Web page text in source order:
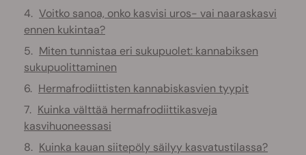
Voitko sanoa, onko kasvisi uros- vai naaraskasvi
ennen kukintaa?
Miten tunnistaa eri sukupuolet: kannabiksen
sukupuolittaminen
Hermafrodiittisten kannabiskasvien tyypit
Kuinka välttää hermafrodiittikasveja
kasvihuoneessasi
Kuinka kauan siitepöly säilyy kasvatustilassa?